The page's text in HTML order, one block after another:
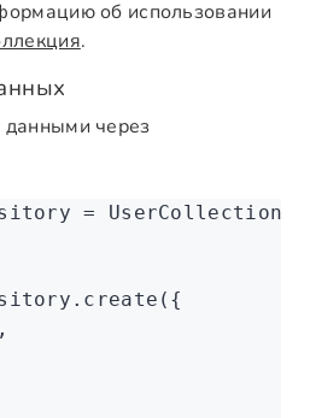
об использовании
.
данными через
= UserCollection
.create ({
,